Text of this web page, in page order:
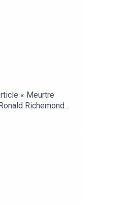
« Meurtre
Richemond
qui dénonçait